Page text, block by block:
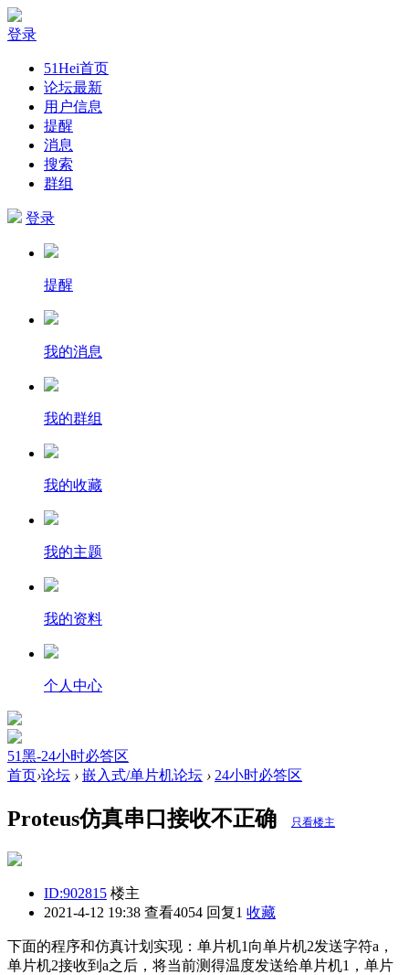
登录
51Hei首页
论坛最新
用户信息
提醒
消息
搜索
群组
登录
提醒
我的消息
我的群组
我的收藏
我的主题
我的资料
个人中心
51黑-24小时必答区
首页›论坛 › 嵌入式/单片机论坛 › 24小时必答区
Proteus仿真串口接收不正确 只看楼主
ID:902815 楼主
2021-4-12 19:38 查看4054 回复1 收藏
下面的程序和仿真计划实现：单片机1向单片机2发送字符a，
单片机2接收到a之后，将当前测得温度发送给单片机1，单片